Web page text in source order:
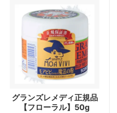
グランズレメディ正規品
【フローラル】50g